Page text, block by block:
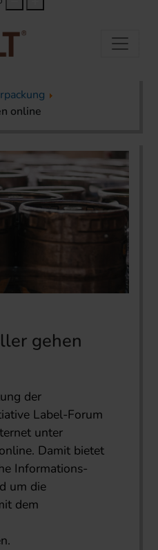
online
gehen
der
Label-Forum
unter
Damit bietet
Informations-
um die
dem